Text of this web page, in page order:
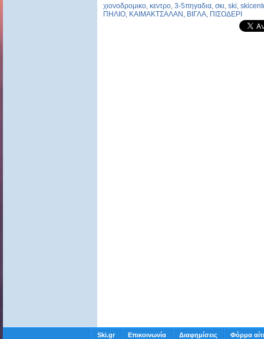
χιονοδρομικο, κεντρο, 3-5πηγαδια, σκι, ski,
ΠΗΛΙΟ, ΚΑΙΜΑΚΤΣΑΛΑΝ , ΒΙΓΛΑ, ΠΙΣΟΔΕΡΙ
Ski.gr Επικοινωνία Διαφημίσεις Φόρμα